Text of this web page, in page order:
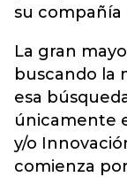
su compañía
La gran
buscando la
esa
únicamente
y/o
comienza